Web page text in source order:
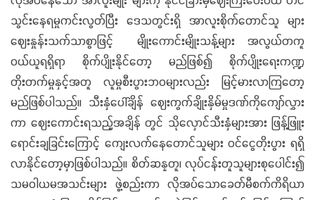
သွင်းနေရမှုကင်းလွတ်ပြီး ဒေသတွင်းရှိ အာလူးစိုက်တောင်သူ များ
ဈေးနှုန်းသက်သာစွာဖြင့် မျိုးကောင်းမျိုးသန့်များ အလွယ်တကူ
ဝယ်ယူရရှိရာ စိုက်ပျိုးနိုင်တော့ မည်ဖြစ်၍ စိုက်ပျိုးရေးကဏ္ဍ
တိုးတက်မှုနှင့်အတူ လူမှုစီးပွားဘဝများလည်း မြင့်မားလာကြတော့
မည်ဖြစ်ပါသည်။ သီးနှံပေါ်ချိန် ဈေးကွက်ချိုးနှိမ်မှုဒဏ်ကိုကျော်လွှား
ကာ ဈေးကောင်းရသည့်အချိန် တွင် သိုလှောင်သီးနှံများအား ဖြန့်ဖြူး
ရောင်းချခြင်းကြောင့် ကျေးလက်နေတောင်သူများ ဝင်ငွေတိုးပွား ရရှိ
လာနိုင်တော့မှာဖြစ်ပါသည်။ စိတ်ဆန္နတူ၊ လုပ်ငန်းတူသူများစုပေါင်း၍
သမဝါယမအသင်းများ ဖွဲ့စည်းကာ လိုအပ်သောခေတ်မီစက်ကိရိယာ